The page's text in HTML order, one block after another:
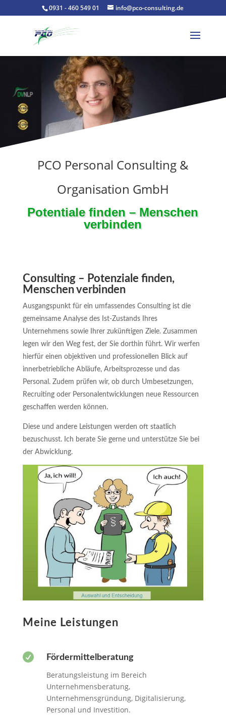
0931 - 460 549 01 info@pco-consulting.de
PCO Personal Consulting &
Organisation GmbH
Potentiale finden – Menschen
verbinden
Consulting – Potenziale finden,
Menschen verbinden
Ausgangspunkt für ein umfassendes Consulting ist die
gemeinsame Analyse des Ist-Zustands Ihres
Unternehmens sowie Ihrer zukünftigen Ziele. Zusammen
legen wir den Weg fest, der Sie dorthin führt. Wir werfen
hierfür einen objektiven und professionellen Blick auf
innerbetriebliche Abläufe, Arbeitsprozesse und das
Personal. Zudem prüfen wir, ob durch Umbesetzungen,
Recruiting oder Personalentwicklungen neue Ressourcen
geschaffen werden können.
Diese und andere Leistungen werden oft staatlich
bezuschusst. Ich berate Sie gerne und unterstütze Sie bei
der Abwicklung.
Meine Leistungen
 Fördermittelberatung
Beratungsleistung im Bereich
Unternehmensberatung,
Unternehmensgründung, Digitalisierung,
Personal und Investition.